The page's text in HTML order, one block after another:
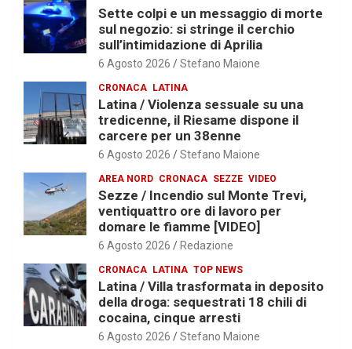
Sette colpi e un messaggio di morte
sul negozio: si stringe il cerchio
sull’intimidazione di Aprilia
6 Agosto 2026 Stefano Maione
CRONACA LATINA
Latina / Violenza sessuale su una
tredicenne, il Riesame dispone il
carcere per un 38enne
6 Agosto 2026 Stefano Maione
AREA NORD CRONACA SEZZE VIDEO
Sezze / Incendio sul Monte Trevi,
ventiquattro ore di lavoro per
domare le fiamme [VIDEO]
6 Agosto 2026 Redazione
CRONACA LATINA TOP NEWS
Latina / Villa trasformata in deposito
della droga: sequestrati 18 chili di
cocaina, cinque arresti
6 Agosto 2026 Stefano Maione